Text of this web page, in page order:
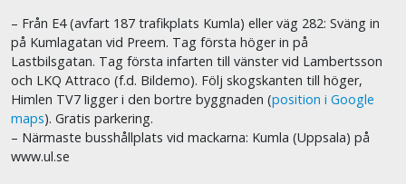
– Från E4 (avfart 187 trafikplats Kumla) eller väg 282: Sväng in
på Kumlagatan vid Preem. Tag första höger in på
Lastbilsgatan. Tag första infarten till vänster vid Lambertsson
och LKQ Attraco (f.d. Bildemo). Följ skogskanten till höger,
Himlen TV7 ligger i den bortre byggnaden (position i Google
maps). Gratis parkering.
– Närmaste busshållplats vid mackarna: Kumla (Uppsala) på
www.ul.se